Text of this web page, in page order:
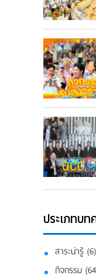
ประเภทบท
สาระน่ารู้ (6)
กิจกรรม